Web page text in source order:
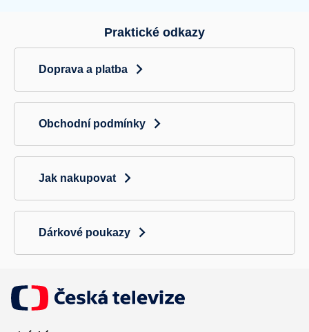
Praktické odkazy
Doprava a platba
Obchodní podmínky
Jak nakupovat
Dárkové poukazy